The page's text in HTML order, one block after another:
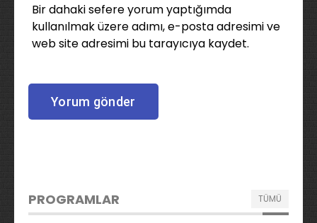
Bir dahaki sefere yorum yaptığımda
kullanılmak üzere adımı, e-posta adresimi ve
web site adresimi bu tarayıcıya kaydet.
PROGRAMLAR TÜMÜ